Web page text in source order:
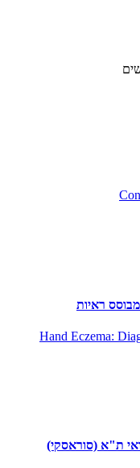
ראיות
Hand Eczema:
ת"א (סוראסקי)